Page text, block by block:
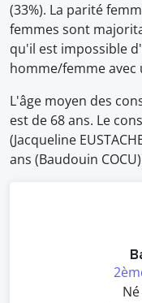
(33%). La parité
femmes sont
qu'il est impossible
homme/femme
L'âge moyen des
est de 68 ans. Le
(Jacqueline
ans (Baudouin